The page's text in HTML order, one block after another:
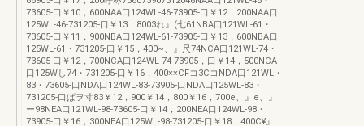
73605-口￥10，600NAA口124WL-46-73905-口￥12，200NAA口
125WL-46-731205-口￥13，8003れ』(七61NBA口121WL-61・
73605-口￥11，900NBA口124WL-61-73905-口￥13，600NBA口
125WL-61・731205-口￥15，400~、』尺74NCA口121WL-74・
73605-口￥12，700NCA口124WL-74-73905，口￥14，500NCA
口125Wし74・731205-口￥16，400××CFコ3CコNDA口121WL・
83・73605-口NDA口124WL-83-73905-口NDA口125WL-83・
731205-口ぱヲ寸83￥12，900￥14，800￥16，700e、』e、』
ー98NEA口121WL-98-73605-口￥14，200NEA口124WL-98・
73905-口￥16，300NEA口125WL-98-731205-口￥18，400C¥』